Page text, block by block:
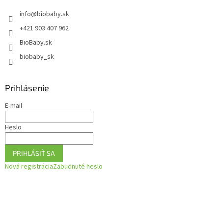
info@biobaby.sk
+421 903 407 962
BioBaby.sk
biobaby_sk
Prihlásenie
E-mail
Heslo
PRIHLÁSIŤ SA
Nová registráciaZabudnuté heslo